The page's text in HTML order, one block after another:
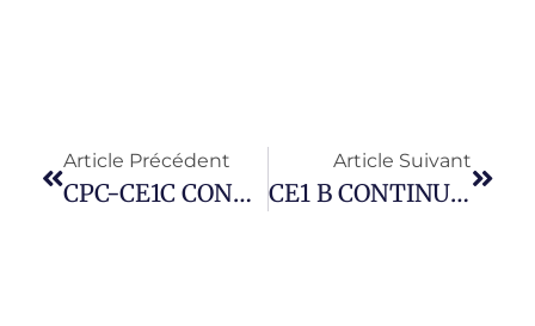
Article Précédent
CPC-CE1C CONTINUITE PEDAGOGIQUE 2
Article Suivant
CE1 B CONTINUITE PEDAGOGIQUE 2